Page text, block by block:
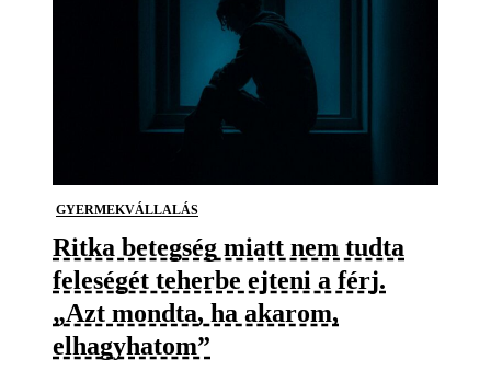
GYERMEKVÁLLALÁS
Ritka betegség miatt nem tudta
feleségét teherbe ejteni a férj.
„Azt mondta, ha akarom,
elhagyhatom”